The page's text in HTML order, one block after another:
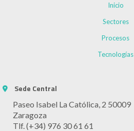
Inicio
Sectores
Procesos
Tecnologías
Sede Central
Paseo Isabel La Católica, 2 50009
Zaragoza
Tlf. (+34) 976 30 61 61